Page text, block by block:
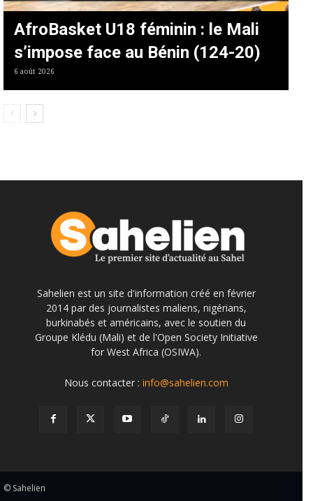
AfroBasket U18 féminin : le Mali
s’impose face au Bénin (124-20)
6 août 2026
Sahelien est un site d'information créé en février
2014 par des journalistes maliens, nigérians,
burkinabés et américains, avec le soutien du
Groupe Klédu (Mali) et de l'Open Society Initiative
for West Africa (OSIWA).
Nous contacter : info@sahelien.com
© Sahelien